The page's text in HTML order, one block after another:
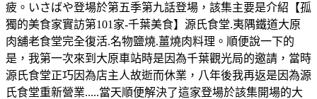
疲。いさばや登場於第五季第九話登場，該集主要是介紹【孤
獨的美食家實訪第101家-千葉美食】源氏食堂.夷隅鐵道大原
肉舖老食堂完全復活.名物鹽燒.薑燒肉料理。順便說一下的
是，我第一次來到大原車站時是因為千葉觀光局的邀請，當時
源氏食堂正巧因為店主人故逝而休業，八年後我再返是因為源
氏食堂重新營業.....當天順便解決了這家登場於該集開場的大